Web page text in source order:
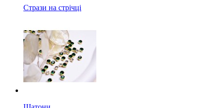
Стрази на стрічці